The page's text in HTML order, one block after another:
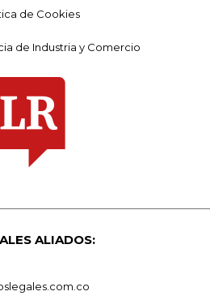
de Cookies
de Industria y Comercio
ALIADOS: